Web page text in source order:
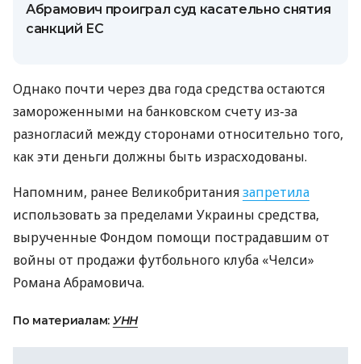
Абрамович проиграл суд касательно снятия
санкций ЕС
Однако почти через два года средства остаются
замороженными на банковском счету из-за
разногласий между сторонами относительно того,
как эти деньги должны быть израсходованы.
Напомним, ранее Великобританиязапретила
использовать за пределами Украины средства,
вырученные Фондом помощи пострадавшим от
войны от продажи футбольного клуба «Челси»
Романа Абрамовича.
По материалам: УНН